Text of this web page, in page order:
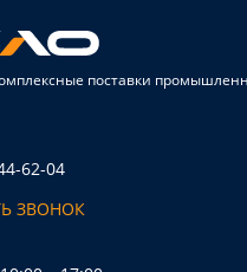
поставки
62-04
ЗВОНОК